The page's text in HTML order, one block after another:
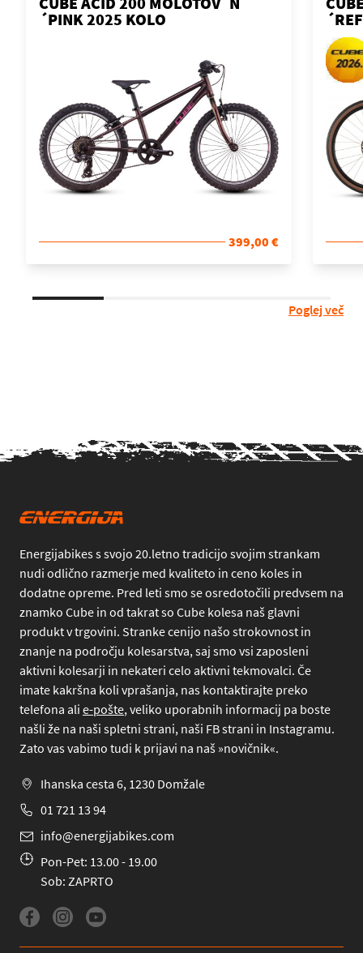
´PINK 2025 KOLO
399,00 €
Poglej več
Energijabikes s svojo 20.letno tradicijo svojim strankam
nudi odlično razmerje med kvaliteto in ceno koles in
dodatne opreme. Pred leti smo se osredotočili predvsem na
znamko Cube in od takrat so Cube kolesa naš glavni
produkt v trgovini. Stranke cenijo našo strokovnost in
znanje na področju kolesarstva, saj smo vsi zaposleni
aktivni kolesarji in nekateri celo aktivni tekmovalci. Če
imate kakršna koli vprašanja, nas kontaktirajte preko
telefona ali e-pošte, veliko uporabnih informacij pa boste
našli že na naši spletni strani, naši FB strani in Instagramu.
Zato vas vabimo tudi k prijavi na naš »novičnik«.
Ihanska cesta 6, 1230 Domžale
01 721 13 94
info@energijabikes.com
Pon-Pet: 13.00 - 19.00
Sob: ZAPRTO